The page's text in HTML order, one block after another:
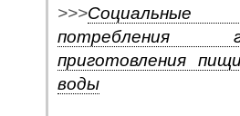
>>>
приготовления
воды